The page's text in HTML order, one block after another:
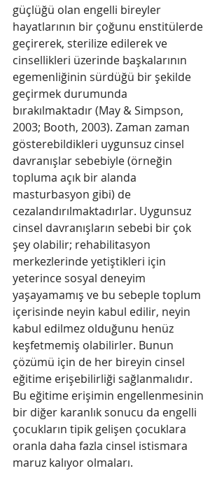
güçlüğü olan engelli bireyler
hayatlarının bir çoğunu enstitülerde
geçirerek, sterilize edilerek ve
cinsellikleri üzerinde başkalarının
egemenliğinin sürdüğü bir şekilde
geçirmek durumunda
bırakılmaktadır (May & Simpson,
2003; Booth, 2003). Zaman zaman
gösterebildikleri uygunsuz cinsel
davranışlar sebebiyle (örneğin
topluma açık bir alanda
masturbasyon gibi) de
cezalandırılmaktadırlar. Uygunsuz
cinsel davranışların sebebi bir çok
şey olabilir; rehabilitasyon
merkezlerinde yetiştikleri için
yeterince sosyal deneyim
yaşayamamış ve bu sebeple toplum
içerisinde neyin kabul edilir, neyin
kabul edilmez olduğunu henüz
keşfetmemiş olabilirler. Bunun
çözümü için de her bireyin cinsel
eğitime erişebilirliği sağlanmalıdır.
Bu eğitime erişimin engellenmesinin
bir diğer karanlık sonucu da engelli
çocukların tipik gelişen çocuklara
oranla daha fazla cinsel istismara
maruz kalıyor olmaları.